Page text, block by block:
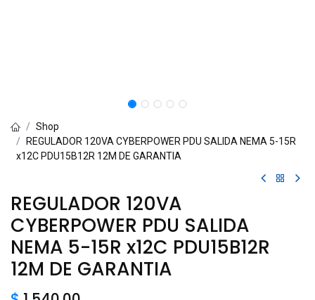
Shop
REGULADOR 120VA CYBERPOWER PDU SALIDA NEMA 5-15R
x12C PDU15B12R 12M DE GARANTIA
REGULADOR 120VA
CYBERPOWER PDU SALIDA
NEMA 5-15R x12C PDU15B12R
12M DE GARANTIA